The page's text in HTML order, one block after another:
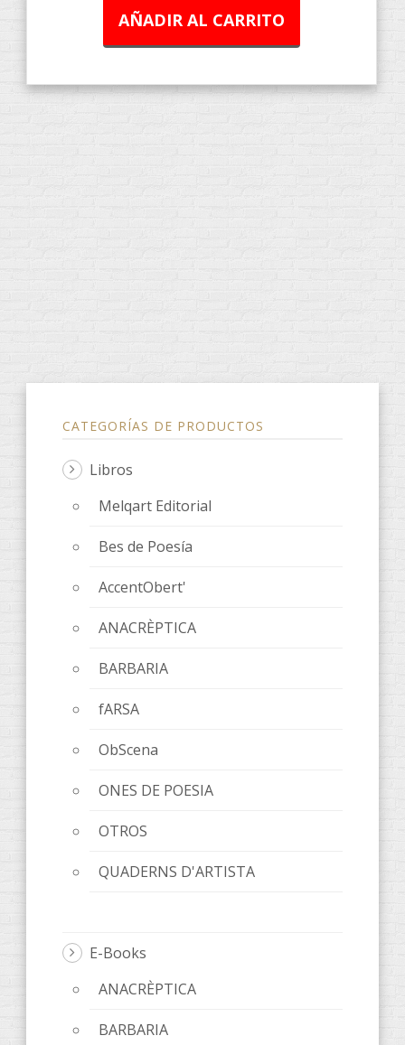
AÑADIR AL CARRITO
CATEGORÍAS DE PRODUCTOS
Libros
Melqart Editorial
Bes de Poesía
AccentObert'
ANACRÈPTICA
BARBARIA
fARSA
ObScena
ONES DE POESIA
OTROS
QUADERNS D'ARTISTA
E-Books
ANACRÈPTICA
BARBARIA